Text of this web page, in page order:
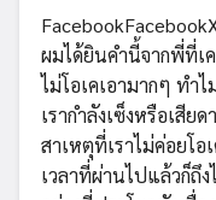
ผมได้ยินคำนี้จากพี่ที่เ
ไม่โอเคเอามากๆ ทำ
เรากำลังเซ็งหรือเสีย
สาเหตุที่เราไม่ค่อยโ
เวลาที่ผ่านไปแล้วก็ถึง